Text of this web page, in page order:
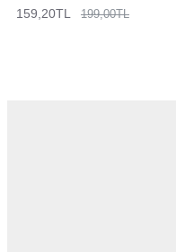
159,20TL 199,00TL